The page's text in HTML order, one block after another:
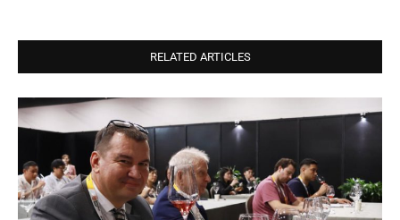
RELATED ARTICLES